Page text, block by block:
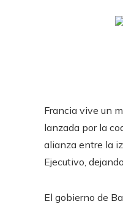
Francia vive un
lanzada por la
alianza entre la
Ejecutivo,
El gobierno de